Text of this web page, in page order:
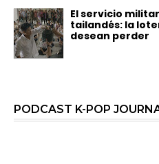
El servicio
tailandés: la
desean perder
PODCAST K-POP